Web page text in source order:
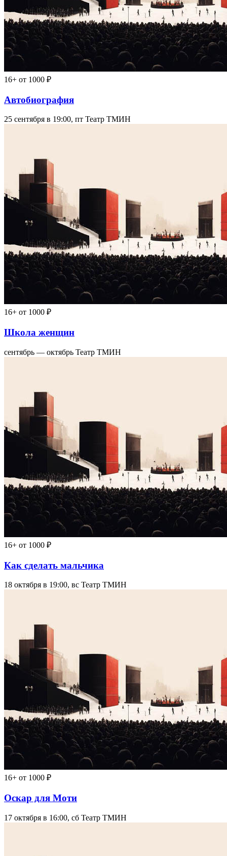
16+ от 1000 ₽
Автобиография
25 сентября в 19:00, пт Театр ТМИН
16+ от 1000 ₽
Школа женщин
сентябрь — октябрь Театр ТМИН
16+ от 1000 ₽
Как сделать мальчика
18 октября в 19:00, вс Театр ТМИН
16+ от 1000 ₽
Оскар для Моти
17 октября в 16:00, сб Театр ТМИН